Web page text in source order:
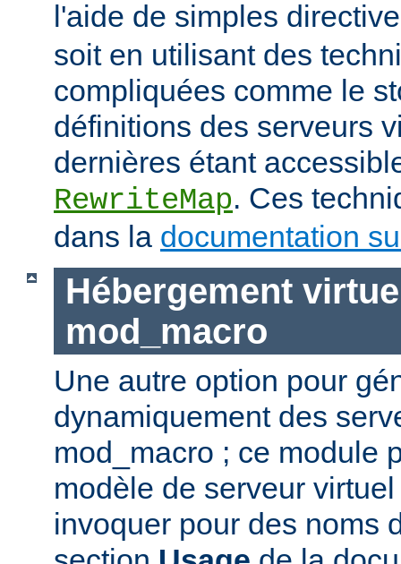
l'aide de simples
soit en utilisant des
compliquées comme le
définitions des serveurs
dernières étant
RewriteMap. Ces
dans la documentation
Hébergement
mod_macro
Une autre option pour
dynamiquement des
mod_macro ; ce module
modèle de serveur
invoquer pour des noms